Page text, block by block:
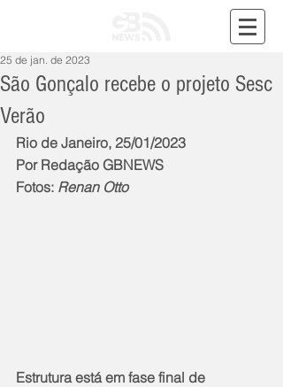
São Gonçalo recebe o projeto Sesc
Verão
25 de jan. de 2023
Rio de Janeiro, 25/01/2023
Por Redação GBNEWS
Fotos: Renan Otto
Estrutura está em fase final de